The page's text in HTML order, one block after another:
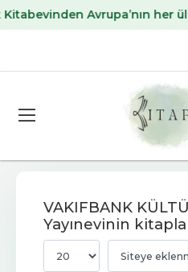
Avrupa’nın her ülkesine
VAKIFBANK
Yayınevinin